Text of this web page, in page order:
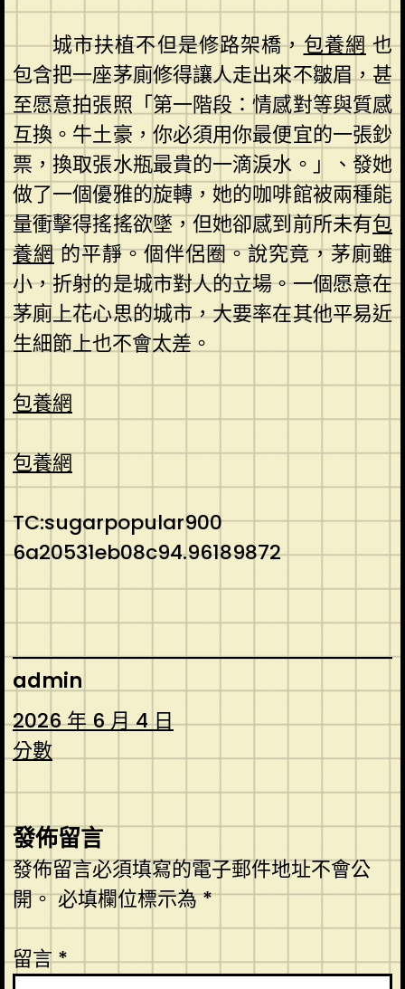
城市扶植不但是修路架橋，包養網也
包含把一座茅廁修得讓人走出來不皺眉，甚
至愿意拍張照「第一階段：情感對等與質感
互換。牛土豪，你必須用你最便宜的一張鈔
票，換取張水瓶最貴的一滴淚水。」、發她
做了一個優雅的旋轉，她的咖啡館被兩種能
量衝擊得搖搖欲墜，但她卻感到前所未有包
養網的平靜。個伴侶圈。說究竟，茅廁雖
小，折射的是城市對人的立場。一個愿意在
茅廁上花心思的城市，大要率在其他平易近
生細節上也不會太差。
包養網
包養網
TC:sugarpopular900
6a20531eb08c94.96189872
admin
2026 年 6 月 4 日
分數
發佈留言
發佈留言必須填寫的電子郵件地址不會公
開。必填欄位標示為*
留言*